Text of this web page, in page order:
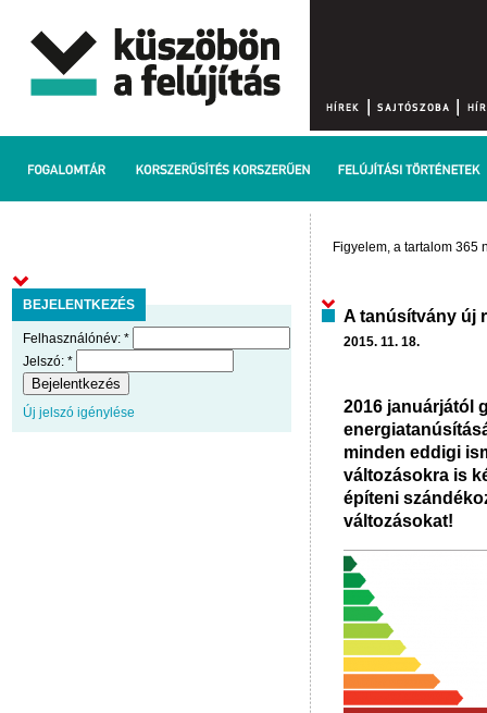
Figyelem, a tartalom 365
BEJELENTKEZÉS
Felhasználónév: *
Jelszó: *
Új jelszó igénylése
A tanúsítvány új
2015. 11. 18.
2016 januárjától
minden eddigi
változásokra is
építeni
változásokat!